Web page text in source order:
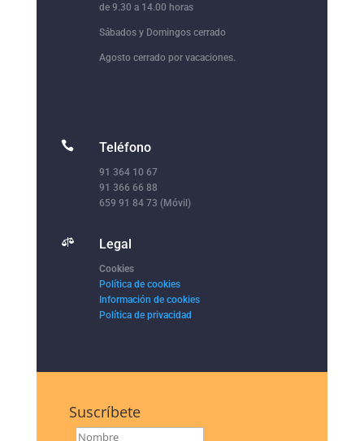
de 9.30 a 14.00 horas
Sábados y Domingos cerrado
Agosto cerrado por vacaciones.
 Teléfono
91 364 10 67
91 366 66 88
659 91 84 73 (Móvil)
 Legal
Cookies
Política de cookies
Información de cookies
Política de privacidad
Suscríbete